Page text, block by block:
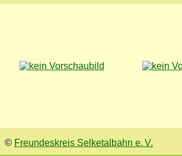
© Freundeskreis Selketalbahn e. V.